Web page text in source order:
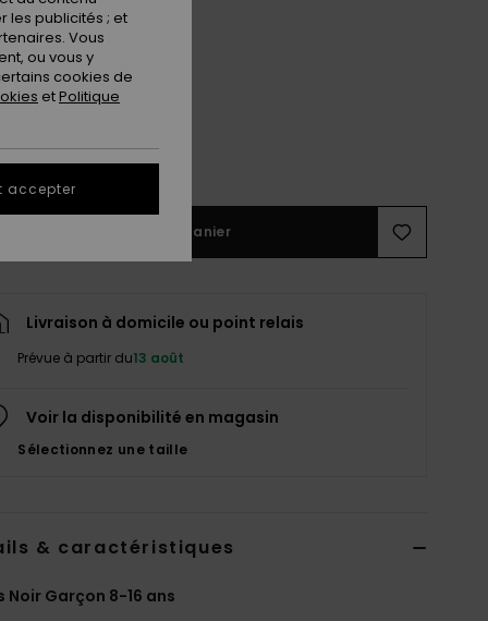
le Guide des tailles
Ajouter au panier
Livraison à domicile ou point relais
Prévue à partir du13 août
Voir la disponibilité en magasin
Sélectionnez une taille
& caractéristiques
Noir Garçon 8-16 ans
les publicités ; et
Vous
ou vous y
cookies de
etPolitique
accepter